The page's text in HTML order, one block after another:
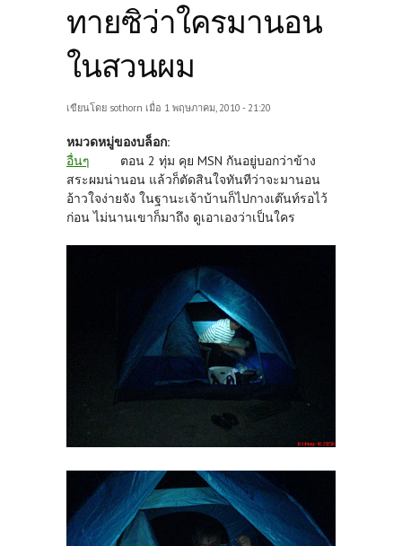
ทายซิว่าใครมานอน
ในสวนผม
เขียนโดย sothorn เมื่อ 1 พฤษภาคม, 2010 - 21:20
หมวดหมู่ของบล็อก:
อื่นๆ
ตอน 2 ทุ่ม คุย MSN กันอยู่บอกว่าข้าง
สระผมน่านอน แล้วก็ตัดสินใจทันทีว่าจะมานอน
อ้าวใจง่ายจัง ในฐานะเจ้าบ้านก็ไปกางเต๊นท์รอไว้
ก่อน ไม่นานเขาก็มาถึง ดูเอาเองว่าเป็นใคร